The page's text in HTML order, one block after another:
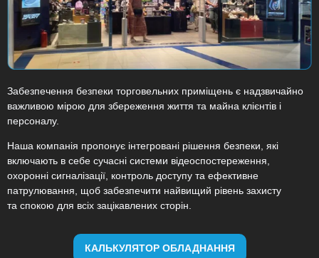
Забезпечення безпеки торговельних приміщень є надзвичайно
важливою мірою для збереження життя та майна клієнтів і
персоналу.
Наша компанія пропонує інтегровані рішення безпеки, які
включають в себе сучасні системи відеоспостереження,
охоронні сигналізації, контроль доступу та ефективне
патрулювання, щоб забезпечити найвищий рівень захисту
та спокою для всіх зацікавлених сторін.
КАЛЬКУЛЯТОР ОБЛАДНАННЯ